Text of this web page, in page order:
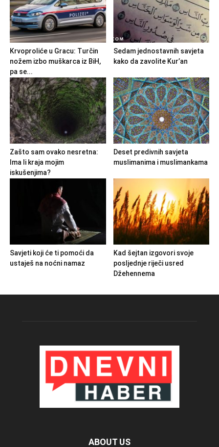
Krvoproliće u Gracu: Turčin
nožem izbo muškarca iz BiH,
pa se...
Sedam jednostavnih savjeta
kako da zavolite Kur’an
Zašto sam ovako nesretna:
Ima li kraja mojim
iskušenjima?
Deset predivnih savjeta
muslimanima i muslimankama
Savjeti koji će ti pomoći da
ustaješ na noćni namaz
Kad šejtan izgovori svoje
posljednje riječi usred
Džehennema
ABOUT US